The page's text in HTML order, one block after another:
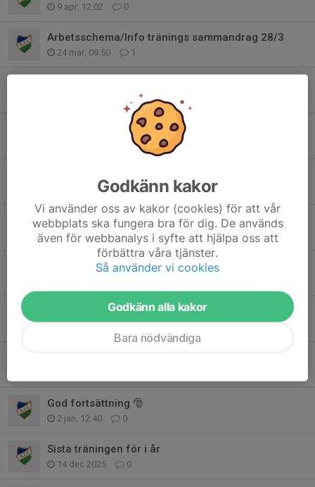
9 apr, 12:02 0
Arbetsschema/Info tränings sammandrag 28/3
24 mar, 09:50 1
Upphämtning av pizzabottnar torsdag 26/2
0
22 feb, 19:01 0
Pizzaförsäljning
12 feb, 13:03 0
Träning 22/1
OBS ingen träning söndag 18/1
God fortsättning 🎅
2 jan, 12:40 0
Sista träningen för i år
14 dec 2025 0
Godkänn kakor
Vi använder oss av kakor (cookies) för att vår
webbplats ska fungera bra för dig. De används
även för webbanalys i syfte att hjälpa oss att
förbättra våra tjänster.
Så använder vi cookies
Godkänn alla kakor
Bara nödvändiga